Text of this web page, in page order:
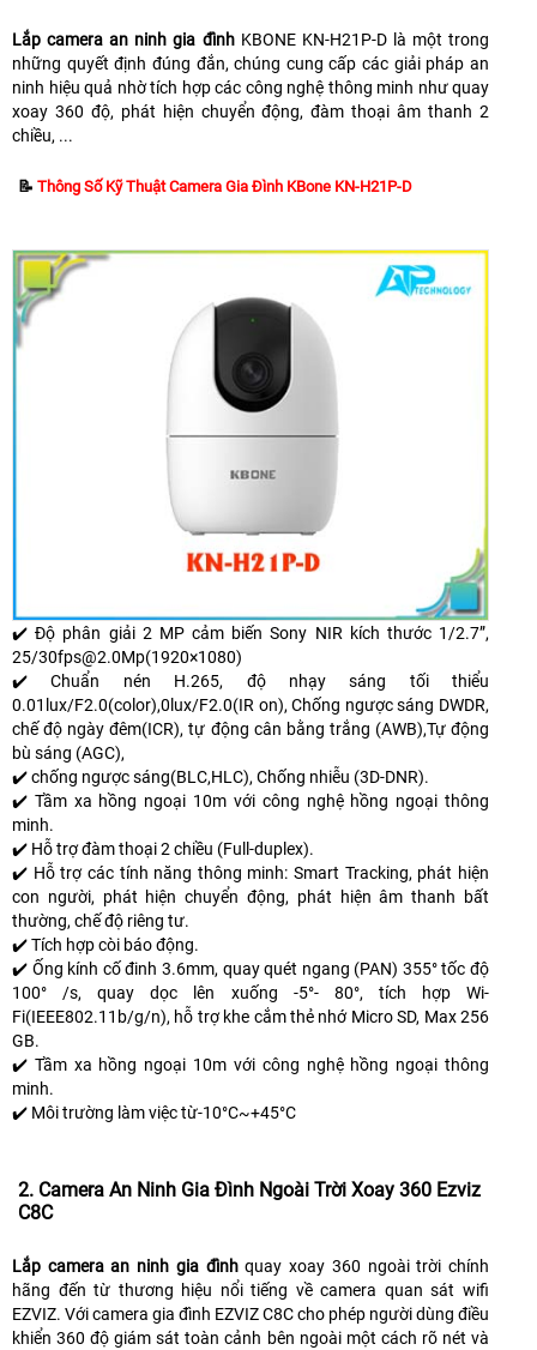
Lắp camera an ninh gia đìnhKBONE KN-H21P-D là một trong
những quyết định đúng đắn, chúng cung cấp các giải pháp an
ninh hiệu quả nhờ tích hợp các công nghệ thông minh như quay
xoay 360 độ, phát hiện chuyển động, đàm thoại âm thanh 2
chiều, ...
📝 Thông Số Kỹ Thuật Camera Gia Đình KBone KN-H21P-D
✔️ Độ phân giải 2 MP cảm biến Sony NIR kích thước 1/2.7”,
25/30fps@2.0Mp(1920×1080)
✔️ Chuẩn nén H.265, độ nhạy sáng tối thiểu
0.01lux/F2.0(color),0lux/F2.0(IR on), Chống ngược sáng DWDR,
chế độ ngày đêm(ICR), tự động cân bằng trắng (AWB),Tự động
bù sáng (AGC),
✔️ chống ngược sáng(BLC,HLC), Chống nhiễu (3D-DNR).
✔️ Tầm xa hồng ngoại 10m với công nghệ hồng ngoại thông
minh.
✔️ Hỗ trợ đàm thoại 2 chiều (Full-duplex).
✔️ Hỗ trợ các tính năng thông minh: Smart Tracking, phát hiện
con người, phát hiện chuyển động, phát hiện âm thanh bất
thường, chế độ riêng tư.
✔️ Tích hợp còi báo động.
✔️ Ống kính cố đinh 3.6mm, quay quét ngang (PAN) 355° tốc độ
100° /s, quay dọc lên xuống -5°- 80°, tích hợp Wi-
Fi(IEEE802.11b/g/n), hỗ trợ khe cắm thẻ nhớ Micro SD, Max 256
GB.
✔️ Tầm xa hồng ngoại 10m với công nghệ hồng ngoại thông
minh.
✔️ Môi trường làm việc từ-10°C~+45°C
2. Camera An Ninh Gia Đình Ngoài Trời Xoay 360 Ezviz
C8C
Lắp camera an ninh gia đìnhquay xoay 360 ngoài trời chính
hãng đến từ thương hiệu nổi tiếng về camera quan sát wifi
EZVIZ. Với camera gia đình EZVIZ C8C cho phép người dùng điều
khiển 360 độ giám sát toàn cảnh bên ngoài một cách rõ nét và